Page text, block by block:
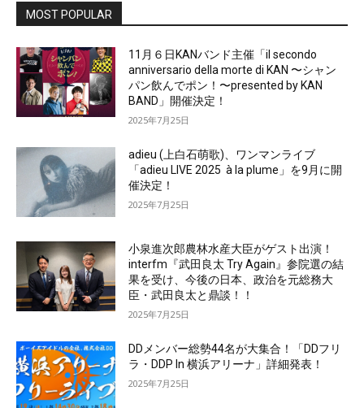
MOST POPULAR
11月６日KANバンド主催「il secondo
anniversario della morte di KAN 〜シャン
パン飲んでポン！〜presented by KAN
BAND」開催決定！
2025年7月25日
adieu (上白石萌歌)、ワンマンライブ
「adieu LIVE 2025 à la plume」を9月に開
催決定！
2025年7月25日
小泉進次郎農林水産大臣がゲスト出演！
interfm『武田良太 Try Again』参院選の結
果を受け、今後の日本、政治を元総務大
臣・武田良太と鼎談！！
2025年7月25日
DDメンバー総勢44名が大集合！「DDフリ
ラ・DDP In 横浜アリーナ」詳細発表！
2025年7月25日